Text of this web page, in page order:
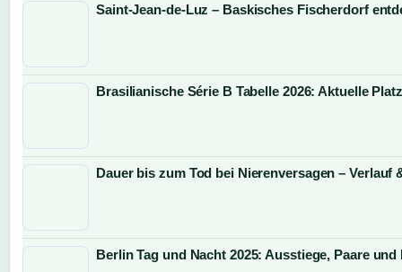
Saint-Jean-de-Luz – Baskisches Fischerdorf
Brasilianische Série B Tabelle 2026: Aktuelle
Dauer bis zum Tod bei Nierenversagen – Verlauf
Berlin Tag und Nacht 2025: Ausstiege, Paare und